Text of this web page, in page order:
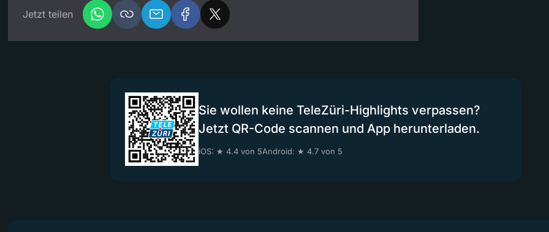
Jetzt teilen
Sie wollen keine TeleZüri-Highlights verpassen?
Jetzt QR-Code scannen und App herunterladen.
iOS: ★ 4.4 von 5Android: ★ 4.7 von 5